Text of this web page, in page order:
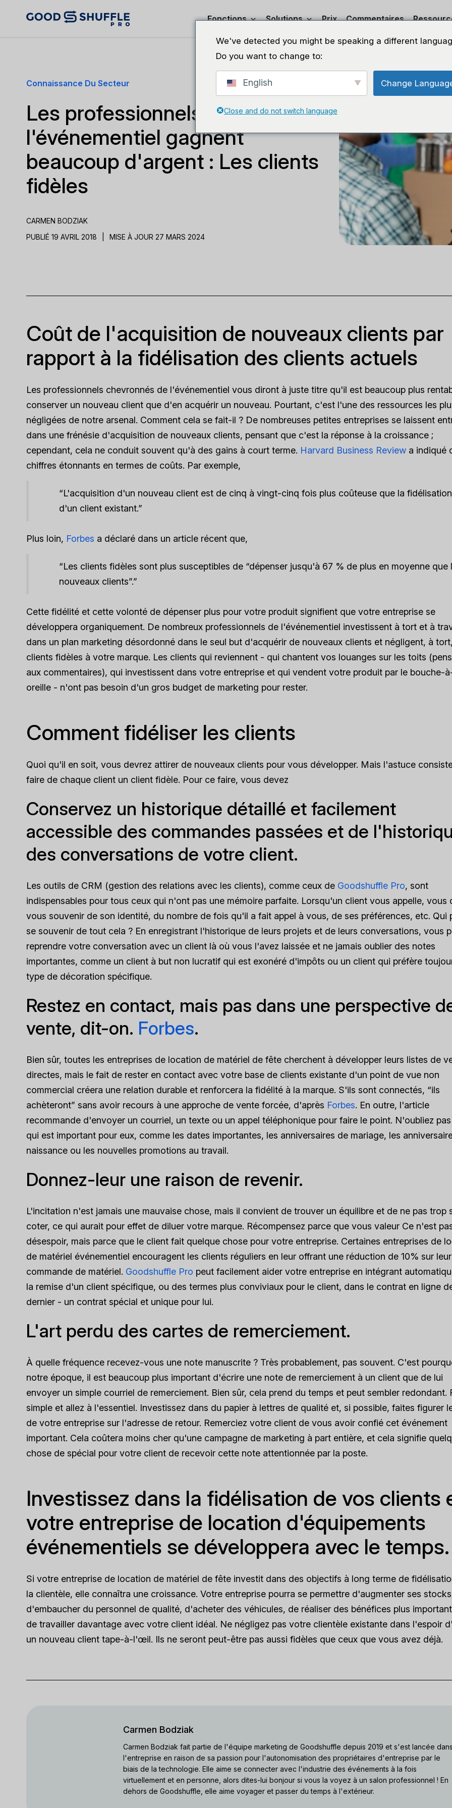
Fonctions Solutions Prix Commentaires
Connaissance Du Secteur
Les professionnels de
l'événementiel gagnent
beaucoup d'argent : Les clients
fidèles
CARMEN BODZIAK
PUBLIÉ 19 AVRIL 2018
MISE À JOUR 27 MARS 2024
Coût de l'acquisition de nouveaux clients par
rapport à la fidélisation des clients actuels
Les professionnels chevronnés de l'événementiel vous diront à juste titre qu'il est beaucoup plus
conserver un nouveau client que d'en acquérir un nouveau. Pourtant, c'est l'une des ressources les
négligées de notre arsenal. Comment cela se fait-il ? De nombreuses petites entreprises se laissent
dans une frénésie d'acquisition de nouveaux clients, pensant que c'est la réponse à la croissance ;
cependant, cela ne conduit souvent qu'à des gains à court terme. Harvard Business Review a indiqué
chiffres étonnants en termes de coûts. Par exemple,
“L'acquisition d'un nouveau client est de cinq à vingt-cinq fois plus coûteuse que la fidélisation
d'un client existant.”
Plus loin, Forbes a déclaré dans un article récent que,
“Les clients fidèles sont plus susceptibles de “dépenser jusqu'à 67 % de plus en moyenne que
nouveaux clients”.”
Cette fidélité et cette volonté de dépenser plus pour votre produit signifient que votre entreprise se
développera organiquement. De nombreux professionnels de l'événementiel investissent à tort et à
dans un plan marketing désordonné dans le seul but d'acquérir de nouveaux clients et négligent, à
clients fidèles à votre marque. Les clients qui reviennent - qui chantent vos louanges sur les toits
aux commentaires), qui investissent dans votre entreprise et qui vendent votre produit par le bouche-
oreille - n'ont pas besoin d'un gros budget de marketing pour rester.
Comment fidéliser les clients
Quoi qu'il en soit, vous devrez attirer de nouveaux clients pour vous développer. Mais l'astuce
faire de chaque client un client fidèle. Pour ce faire, vous devez
Conservez un historique détaillé et facilement
accessible des commandes passées et de
des conversations de votre client.
Les outils de CRM (gestion des relations avec les clients), comme ceux de Goodshuffle Pro, sont
indispensables pour tous ceux qui n'ont pas une mémoire parfaite. Lorsqu'un client vous appelle, vous
vous souvenir de son identité, du nombre de fois qu'il a fait appel à vous, de ses préférences, etc. Qui
se souvenir de tout cela ? En enregistrant l'historique de leurs projets et de leurs conversations, vous
reprendre votre conversation avec un client là où vous l'avez laissée et ne jamais oublier des notes
importantes, comme un client à but non lucratif qui est exonéré d'impôts ou un client qui préfère
type de décoration spécifique.
Restez en contact, mais pas dans une perspective
vente, dit-on. Forbes.
Bien sûr, toutes les entreprises de location de matériel de fête cherchent à développer leurs listes de
directes, mais le fait de rester en contact avec votre base de clients existante d'un point de vue non
commercial créera une relation durable et renforcera la fidélité à la marque. S'ils sont connectés, “ils
achèteront” sans avoir recours à une approche de vente forcée, d'après Forbes. En outre, l'article
recommande d'envoyer un courriel, un texte ou un appel téléphonique pour faire le point. N'oubliez
qui est important pour eux, comme les dates importantes, les anniversaires de mariage, les
naissance ou les nouvelles promotions au travail.
Donnez-leur une raison de revenir.
L'incitation n'est jamais une mauvaise chose, mais il convient de trouver un équilibre et de ne pas trop
coter, ce qui aurait pour effet de diluer votre marque. Récompensez parce que vous valeur Ce n'est
désespoir, mais parce que le client fait quelque chose pour votre entreprise. Certaines entreprises de
de matériel événementiel encouragent les clients réguliers en leur offrant une réduction de 10% sur leur
commande de matériel. Goodshuffle Pro peut facilement aider votre entreprise en intégrant
la remise d'un client spécifique, ou des termes plus conviviaux pour le client, dans le contrat en ligne
dernier - un contrat spécial et unique pour lui.
L'art perdu des cartes de remerciement.
À quelle fréquence recevez-vous une note manuscrite ? Très probablement, pas souvent. C'est
notre époque, il est beaucoup plus important d'écrire une note de remerciement à un client que de lui
envoyer un simple courriel de remerciement. Bien sûr, cela prend du temps et peut sembler redondant.
simple et allez à l'essentiel. Investissez dans du papier à lettres de qualité et, si possible, faites figurer
de votre entreprise sur l'adresse de retour. Remerciez votre client de vous avoir confié cet événement
important. Cela coûtera moins cher qu'une campagne de marketing à part entière, et cela signifie
chose de spécial pour votre client de recevoir cette note attentionnée par la poste.
Investissez dans la fidélisation de vos clients
votre entreprise de location d'équipements
événementiels se développera avec le temps.
Si votre entreprise de location de matériel de fête investit dans des objectifs à long terme de
la clientèle, elle connaîtra une croissance. Votre entreprise pourra se permettre d'augmenter ses
d'embaucher du personnel de qualité, d'acheter des véhicules, de réaliser des bénéfices plus
de travailler davantage avec votre client idéal. Ne négligez pas votre clientèle existante dans l'espoir
un nouveau client tape-à-l'œil. Ils ne seront peut-être pas aussi fidèles que ceux que vous avez déjà.
Carmen Bodziak
Carmen Bodziak fait partie de l'équipe marketing de Goodshuffle depuis 2019 et s'est lancée dans
l'entreprise en raison de sa passion pour l'autonomisation des propriétaires d'entreprise par le
biais de la technologie. Elle aime se connecter avec l'industrie des événements à la fois
virtuellement et en personne, alors dites-lui bonjour si vous la voyez à un salon professionnel ! En
dehors de Goodshuffle, elle aime voyager et passer du temps à l'extérieur.
We've detected you might be speaking a different
Do you want to change to:
English Change
Close and do not switch language